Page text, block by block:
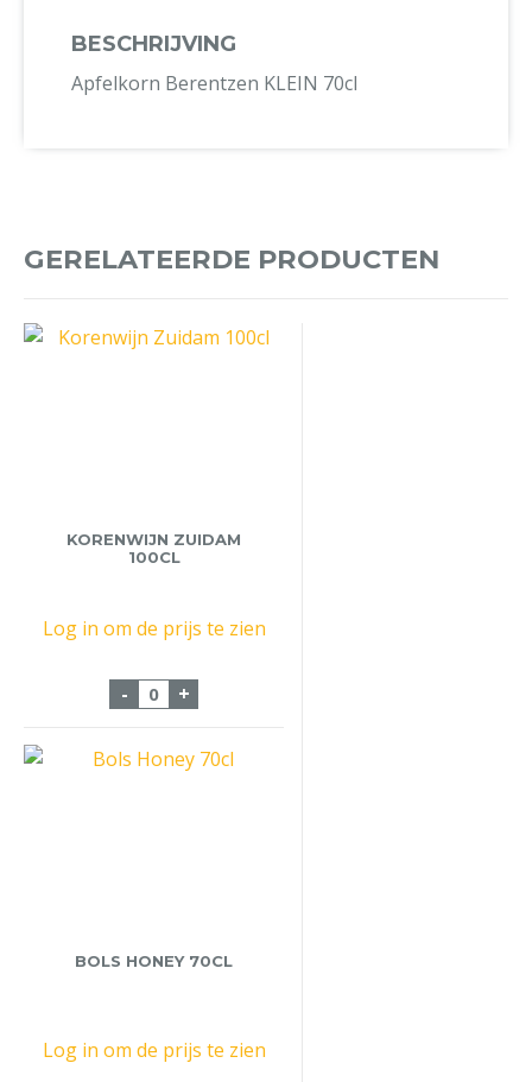
BESCHRIJVING
Apfelkorn Berentzen KLEIN 70cl
GERELATEERDE PRODUCTEN
KORENWIJN ZUIDAM
100CL
Log in om de prijs te zien
- Korenwijn Zuidam 100cl aantal
+
BOLS HONEY 70CL
Log in om de prijs te zien